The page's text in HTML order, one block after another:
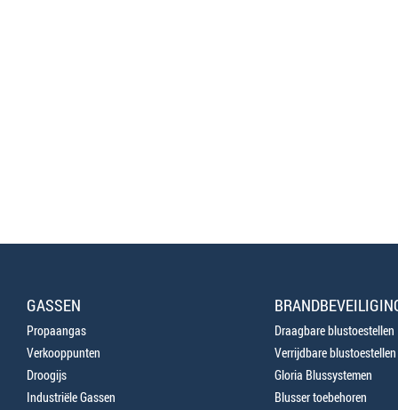
GASSEN
Propaangas
Verkooppunten
Droogijs
Industriële Gassen
Draagbare blustoestellen
Verrijdbare blustoestellen
Gloria Blussystemen
Blusser toebehoren